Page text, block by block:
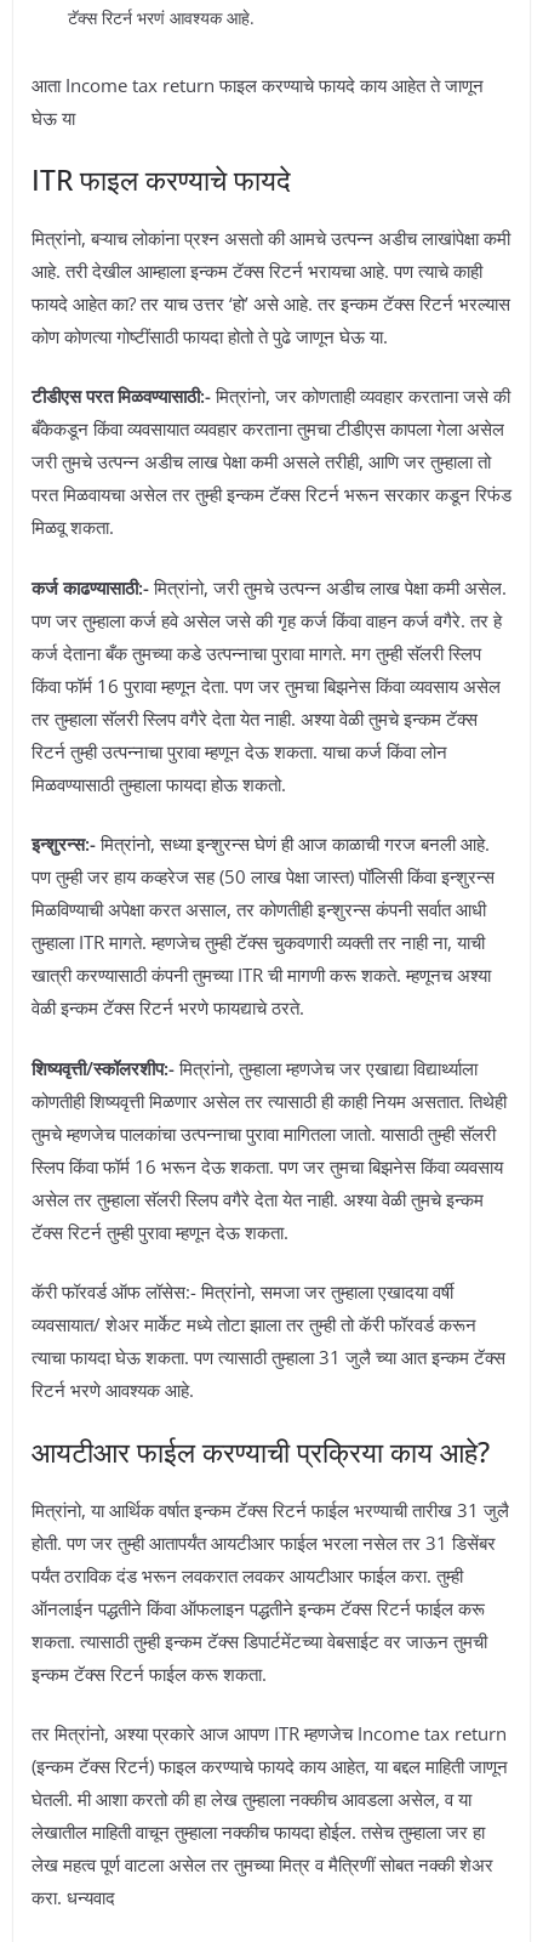
टॅक्स रिटर्न भरणं आवश्यक आहे.
आता Income tax return फाइल करण्याचे फायदे काय आहेत ते जाणून
घेऊ या
ITR फाइल करण्याचे फायदे
मित्रांनो, बऱ्याच लोकांना प्रश्न असतो की आमचे उत्पन्न अडीच लाखांपेक्षा कमी
आहे. तरी देखील आम्हाला इन्कम टॅक्स रिटर्न भरायचा आहे. पण त्याचे काही
फायदे आहेत का? तर याच उत्तर ‘हो’ असे आहे. तर इन्कम टॅक्स रिटर्न भरल्यास
कोण कोणत्या गोष्टींसाठी फायदा होतो ते पुढे जाणून घेऊ या.
टीडीएस परत मिळवण्यासाठी:-मित्रांनो, जर कोणताही व्यवहार करताना जसे की
बँकेकडून किंवा व्यवसायात व्यवहार करताना तुमचा टीडीएस कापला गेला असेल
जरी तुमचे उत्पन्न अडीच लाख पेक्षा कमी असले तरीही, आणि जर तुम्हाला तो
परत मिळवायचा असेल तर तुम्ही इन्कम टॅक्स रिटर्न भरून सरकार कडून रिफंड
मिळवू शकता.
कर्ज काढण्यासाठी:-मित्रांनो, जरी तुमचे उत्पन्न अडीच लाख पेक्षा कमी असेल.
पण जर तुम्हाला कर्ज हवे असेल जसे की गृह कर्ज किंवा वाहन कर्ज वगैरे. तर हे
कर्ज देताना बँक तुमच्या कडे उत्पन्नाचा पुरावा मागते. मग तुम्ही सॅलरी स्लिप
किंवा फॉर्म 16 पुरावा म्हणून देता. पण जर तुमचा बिझनेस किंवा व्यवसाय असेल
तर तुम्हाला सॅलरी स्लिप वगैरे देता येत नाही. अश्या वेळी तुमचे इन्कम टॅक्स
रिटर्न तुम्ही उत्पन्नाचा पुरावा म्हणून देऊ शकता. याचा कर्ज किंवा लोन
मिळवण्यासाठी तुम्हाला फायदा होऊ शकतो.
इन्शुरन्स:-मित्रांनो, सध्या इन्शुरन्स घेणं ही आज काळाची गरज बनली आहे.
पण तुम्ही जर हाय कव्हरेज सह (50 लाख पेक्षा जास्त) पॉलिसी किंवा इन्शुरन्स
मिळविण्याची अपेक्षा करत असाल, तर कोणतीही इन्शुरन्स कंपनी सर्वात आधी
तुम्हाला ITR मागते. म्हणजेच तुम्ही टॅक्स चुकवणारी व्यक्ती तर नाही ना, याची
खात्री करण्यासाठी कंपनी तुमच्या ITR ची मागणी करू शकते. म्हणूनच अश्या
वेळी इन्कम टॅक्स रिटर्न भरणे फायद्याचे ठरते.
शिष्यवृत्ती/स्कॉलरशीप:-मित्रांनो, तुम्हाला म्हणजेच जर एखाद्या विद्यार्थ्याला
कोणतीही शिष्यवृत्ती मिळणार असेल तर त्यासाठी ही काही नियम असतात. तिथेही
तुमचे म्हणजेच पालकांचा उत्पन्नाचा पुरावा मागितला जातो. यासाठी तुम्ही सॅलरी
स्लिप किंवा फॉर्म 16 भरून देऊ शकता. पण जर तुमचा बिझनेस किंवा व्यवसाय
असेल तर तुम्हाला सॅलरी स्लिप वगैरे देता येत नाही. अश्या वेळी तुमचे इन्कम
टॅक्स रिटर्न तुम्ही पुरावा म्हणून देऊ शकता.
कॅरी फॉरवर्ड ऑफ लॉसेस:- मित्रांनो, समजा जर तुम्हाला एखादया वर्षी
व्यवसायात/ शेअर मार्केट मध्ये तोटा झाला तर तुम्ही तो कॅरी फॉरवर्ड करून
त्याचा फायदा घेऊ शकता. पण त्यासाठी तुम्हाला 31 जुलै च्या आत इन्कम टॅक्स
रिटर्न भरणे आवश्यक आहे.
आयटीआर फाईल करण्याची प्रक्रिया काय आहे?
मित्रांनो, या आर्थिक वर्षात इन्कम टॅक्स रिटर्न फाईल भरण्याची तारीख 31 जुलै
होती. पण जर तुम्ही आतापर्यंत आयटीआर फाईल भरला नसेल तर 31 डिसेंबर
पर्यंत ठराविक दंड भरून लवकरात लवकर आयटीआर फाईल करा. तुम्ही
ऑनलाईन पद्धतीने किंवा ऑफलाइन पद्धतीने इन्कम टॅक्स रिटर्न फाईल करू
शकता. त्यासाठी तुम्ही इन्कम टॅक्स डिपार्टमेंटच्या वेबसाईट वर जाऊन तुमची
इन्कम टॅक्स रिटर्न फाईल करू शकता.
तर मित्रांनो, अश्या प्रकारे आज आपण ITR म्हणजेच Income tax return
(इन्कम टॅक्स रिटर्न) फाइल करण्याचे फायदे काय आहेत, या बद्दल माहिती जाणून
घेतली. मी आशा करतो की हा लेख तुम्हाला नक्कीच आवडला असेल, व या
लेखातील माहिती वाचून तुम्हाला नक्कीच फायदा होईल. तसेच तुम्हाला जर हा
लेख महत्व पूर्ण वाटला असेल तर तुमच्या मित्र व मैत्रिणीं सोबत नक्की शेअर
करा. धन्यवाद